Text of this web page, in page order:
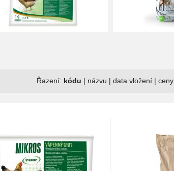
Řazení: kódu | názvu |data vložení |ceny